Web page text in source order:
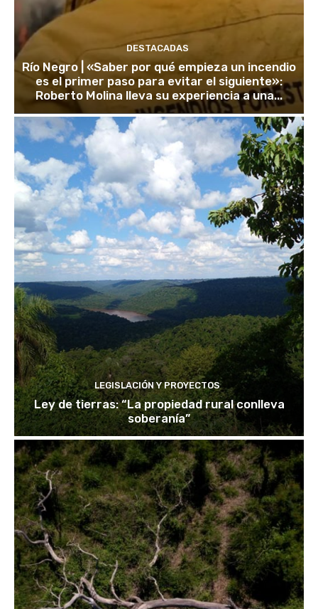
DESTACADAS
Río Negro | «Saber por qué empieza un incendio
es el primer paso para evitar el siguiente»:
Roberto Molina lleva su experiencia a una...
LEGISLACIÓN Y PROYECTOS
Ley de tierras: “La propiedad rural conlleva
soberanía”